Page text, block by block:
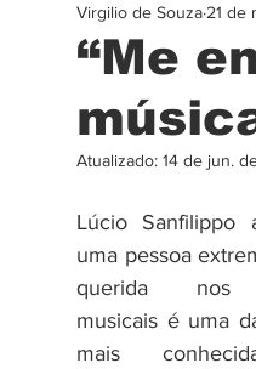
Entrevista e Opiniao
“Me
Virgilio de Souza 21 de
Atualizado: 14 de jun.
Lúcio Sanfilippo
uma pessoa
querida nos
musicais é uma
mais